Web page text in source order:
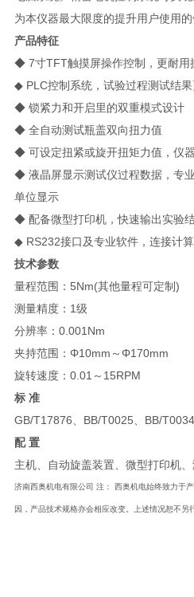
为本仪器最大限度的提升用户使用的
产品特征
◆7寸TFT触摸屏操作控制，更耐用
◆PLC控制系统，试验过程测试结
◆ 锁紧力和开启里的双重模式设计
◆ 全自动测试瓶盖双向扭力值
◆ 可设定扭紧或旋开扭矩力值，仪
◆ 液晶屏显示测试仪过程数据，专
单位显示
◆ 配备微型打印机，快速输出实验
◆RS232接口及专业软件，连接计
技术参数
量程范围： 5Nm(其他量程可定制)
测量精度： 1级
分辨率： 0.001Nm
夹持范围：Φ10mm ～Φ170mm
旋转速度： 0.01 ～ 15RPM
标 准
GB/T17876
BB/T0025 BB/T0034
配 置
主机、自动旋盖装置、微型打印机
济南西奥机电有限公司 注： 西奥机电始终致力于
因，产品技术规格亦会相应改变。上述情况恕不另